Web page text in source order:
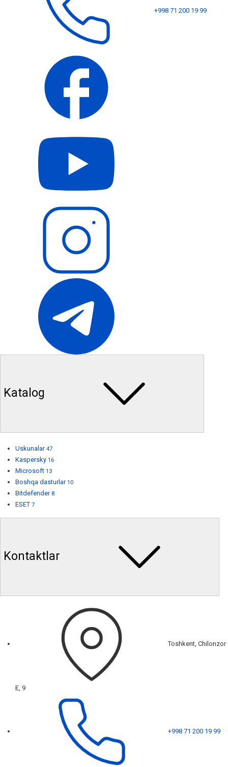
+998 71 200 19 99
Katalog
Uskunalar 47
Kaspersky 16
Microsoft 13
Boshqa dasturlar 10
Bitdefender 8
ESET 7
Kontaktlar
Toshkent, Chilonzor
E, 9
+998 71 200 19 99